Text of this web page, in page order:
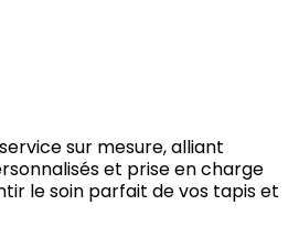
sur mesure, alliant
et prise en charge
le soin parfait de vos tapis et